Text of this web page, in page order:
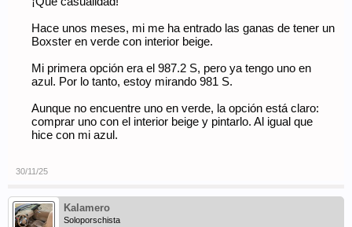
Hace unos meses, mi me ha entrado las ganas de tener un
Boxster en verde con interior beige.
Mi primera opción era el 987.2 S, pero ya tengo uno en
azul. Por lo tanto, estoy mirando 981 S.
Aunque no encuentre uno en verde, la opción está claro:
comprar uno con el interior beige y pintarlo. Al igual que
hice con mi azul.
30/11/25
Kalamero
Soloporschista